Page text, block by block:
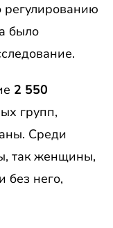
регулированию
было
2 550
групп,
Среди
так женщины,
без него,